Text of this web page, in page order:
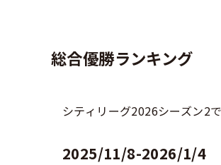
総合優勝ランキング
シティリーグ2026シーズン2
2025/11/8-2026/1/4